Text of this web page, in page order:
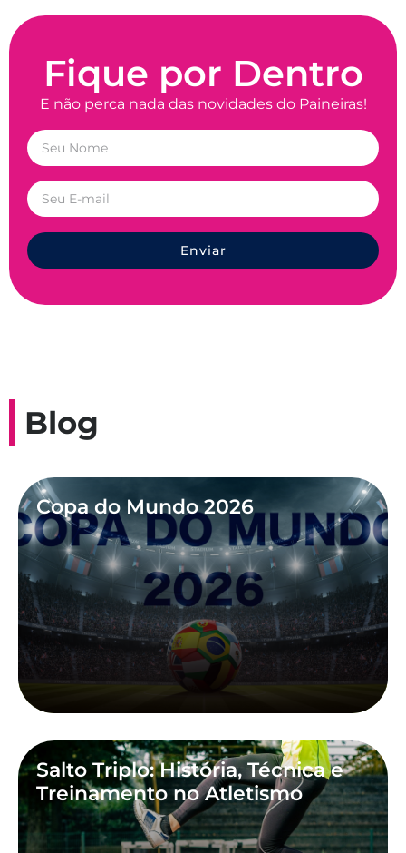
Fique por Dentro
E não perca nada das novidades do Paineiras!
Enviar
Blog
Copa do Mundo 2026
Salto Triplo: História, Técnica e
Treinamento no Atletismo